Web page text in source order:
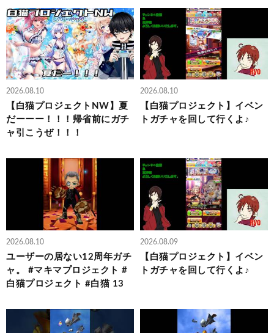
2026.08.10
【白猫プロジェクトNW】夏
だーーー！！！帰省前にガチ
ャ引こうぜ！！！
2026.08.10
【白猫プロジェクト】イベン
トガチャを回して行くよ♪
2026.08.10
ユーザーの居ない12周年ガチ
ャ。 #マキマプロジェクト #
白猫プロジェクト #白猫 13
2026.08.09
【白猫プロジェクト】イベン
トガチャを回して行くよ♪